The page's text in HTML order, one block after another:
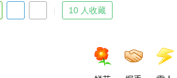
10 人收藏